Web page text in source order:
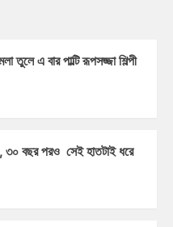
তুলে এ বার পাল্টি রূপসজ্জা শিল্পী
৩০ বছর পরও সেই হাতটাই ধরে